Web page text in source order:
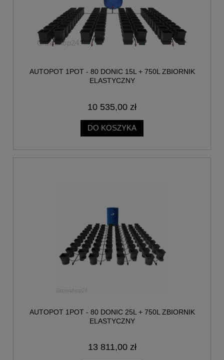
AUTOPOT 1POT - 80 DONIC 15L + 750L ZBIORNIK
ELASTYCZNY
10 535,00 zł
DO KOSZYKA
AUTOPOT 1POT - 80 DONIC 25L + 750L ZBIORNIK
ELASTYCZNY
13 811,00 zł